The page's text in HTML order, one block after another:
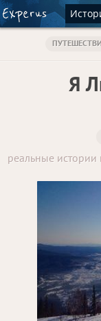
Я
реальные